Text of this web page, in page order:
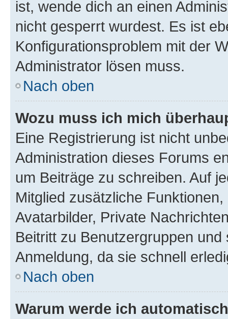
ist, wende dich an einen
nicht gesperrt wurdest. Es ist
Konfigurationsproblem mit der
Administrator lösen muss.
Nach oben
Wozu muss ich mich
Eine Registrierung ist nicht
Administration dieses Forums
um Beiträge zu schreiben. Auf
Mitglied zusätzliche
Avatarbilder, Private
Beitritt zu Benutzergruppen
Anmeldung, da sie schnell
Nach oben
Warum werde ich